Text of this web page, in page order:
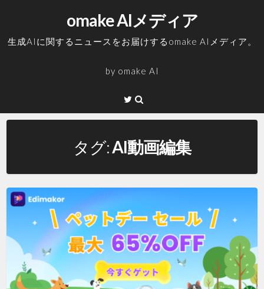
ッ
omake AIメディア
生成AIに関するニュースをお届けするomake AIメディア。
by omake AI
Twitter
タグ:AI動画編集